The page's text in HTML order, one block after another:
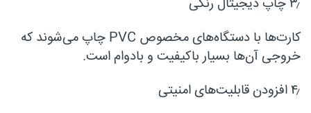
کارت‌ها با دستگاه‌های مخصوص PVC چاپ می‌شوند که
خروجی آن‌ها بسیار باکیفیت و بادوام است.
۴٫ افزودن قابلیت‌های امنیتی